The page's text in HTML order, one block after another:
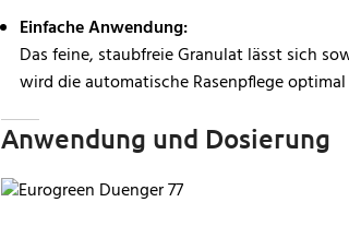
Einfache Anwendung:
Das feine, staubfreie Granulat lässt sich
wird die automatische Rasenpflege
Anwendung und Dosierung